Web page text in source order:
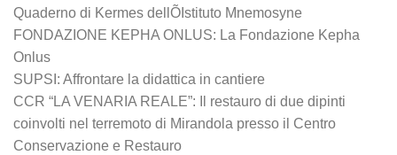
Quaderno di Kermes dellÕIstituto Mnemosyne
FONDAZIONE KEPHA ONLUS: La Fondazione Kepha
Onlus
SUPSI: Affrontare la didattica in cantiere
CCR “LA VENARIA REALE”: Il restauro di due dipinti
coinvolti nel terremoto di Mirandola presso il Centro
Conservazione e Restauro